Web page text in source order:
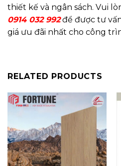
thiết kế và ngân sách. Vui
0914 032 992để được tư
giá ưu đãi nhất cho công
RELATED PRODUCTS